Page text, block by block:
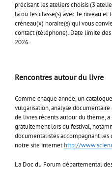
précisant les ateliers choisis (3
la ou les classe(s) avec le niveau et
créneau(x) horaire(s) qui vous
contact (téléphone). Date limite
2026.
Rencontres autour du livre
Comme chaque année, un
vulgarisation, analyse
de livres récents autour du thème,
gratuitement lors du festival,
documentalistes accompagnant les
notre site internethttp://
La Doc du Forum départemental